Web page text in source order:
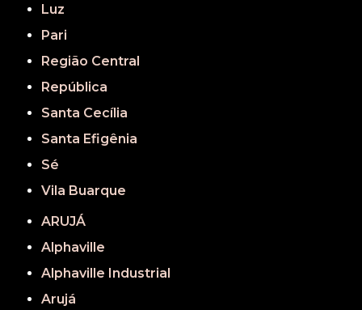
Luz
Pari
Região Central
República
Santa Cecília
Santa Efigênia
Sé
Vila Buarque
ARUJÁ
Alphaville
Alphaville Industrial
Arujá